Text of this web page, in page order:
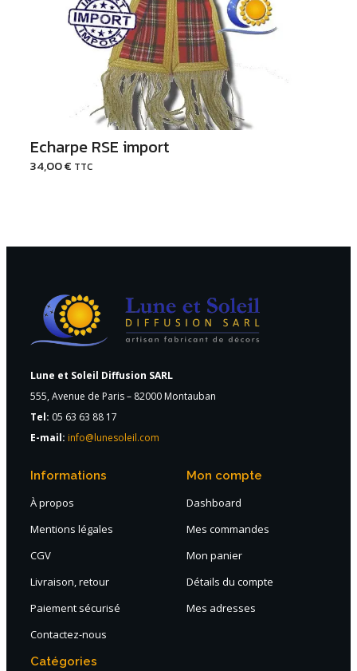
Echarpe RSE import
34,00€ TTC
Lune et Soleil Diffusion SARL
555, Avenue de Paris – 82000 Montauban
Tel: 05 63 63 88 17
E-mail: info@lunesoleil.com
Informations
À propos
Mentions légales
CGV
Livraison, retour
Paiement sécurisé
Contactez-nous
Mon compte
Dashboard
Mes commandes
Mon panier
Détails du compte
Mes adresses
Catégories